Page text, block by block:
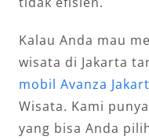
Kalau Anda mau
wisata di Jakarta
mobil Avanza
Wisata. Kami
yang bisa Anda